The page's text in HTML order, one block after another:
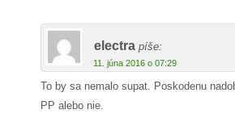
electra píše:
11. júna 2016 o 07:29
To by sa nemalo supat. Poskodenu
PP alebo nie.